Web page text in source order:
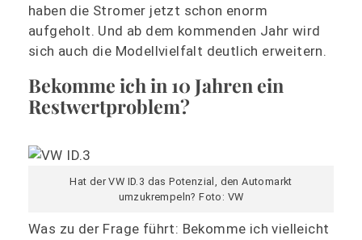
haben die Stromer jetzt schon enorm
aufgeholt. Und ab dem kommenden Jahr wird
sich auch die Modellvielfalt deutlich erweitern.
Bekomme ich in 10 Jahren ein
Restwertproblem?
Hat der VW ID.3 das Potenzial, den Automarkt
umzukrempeln? Foto: VW
Was zu der Frage führt: Bekomme ich vielleicht